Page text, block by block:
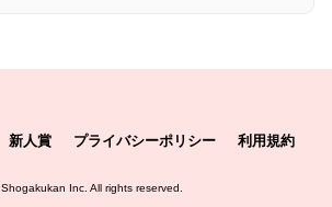
新人賞 プライバシーポリシー 利用規約
Shogakukan Inc. All rights reserved.